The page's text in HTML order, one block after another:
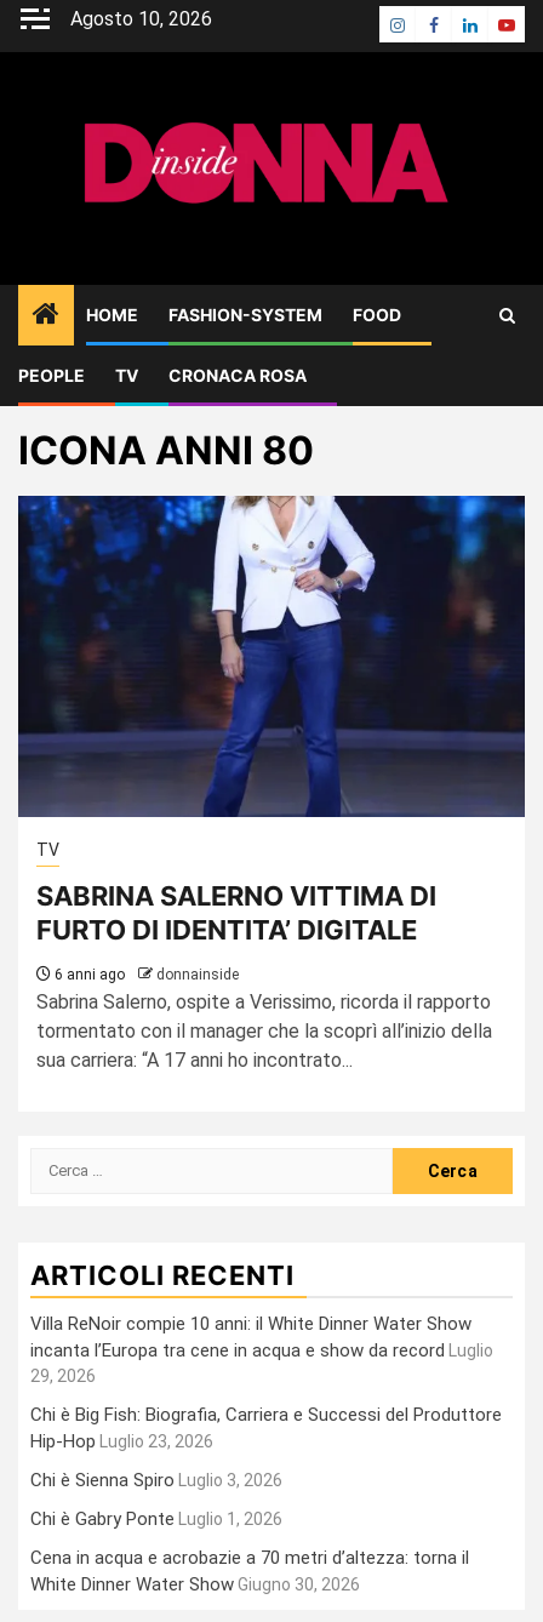
Skip
Agosto 10, 2026 Instagram
Facebook
Linkedin
HOME FASHION-SYSTEM FOOD
PEOPLE TV CRONACA ROSA
Home Blog ICONA ANNI 80
ICONA ANNI 80
TV
SABRINA SALERNO VITTIMA DI
FURTO DI IDENTITA’ DIGITALE
6 anni ago donnainside
Sabrina Salerno, ospite a Verissimo, ricorda il rapporto
tormentato con il manager che la scoprì all’inizio della
sua carriera: “A 17 anni ho incontrato...
Ricerca
ARTICOLI RECENTI
Villa ReNoir compie 10 anni: il White Dinner Water Show
incanta l’Europa tra cene in acqua e show da record
Luglio
29, 2026
Chi è Big Fish: Biografia, Carriera e Successi del Produttore
Hip-Hop
Luglio 23, 2026
Chi è Sienna Spiro Luglio 3, 2026
Chi è Gabry Ponte Luglio 1, 2026
Cena in acqua e acrobazie a 70 metri d’altezza: torna il
White Dinner Water ShowGiugno 30, 2026